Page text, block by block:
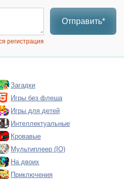
Отправить*
регистрация
Загадки
Игры без флеша
Игры для детей
Интеллектуальные
Кровавые
Мультиплеер (IO)
На двоих
Приключения